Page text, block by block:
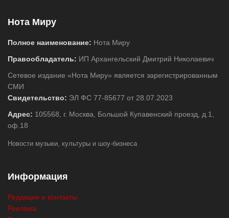
Нота Миру
Полное наименование: Нота Миру
Правообладатель: ИП Архангельский Дмитрий Николаевич
Сетевое издание «Нота Миру» является зарегистрированным
СМИ
Свидетельство: ЭЛ ФС 77-85677 от 28.07.2023
Адрес: 105568, г. Москва, Большой Купавенский проезд, д.1,
оф.18
Новости музыки, культуры и шоу-бизнеса
Информация
Редакция и контакты
Реклама